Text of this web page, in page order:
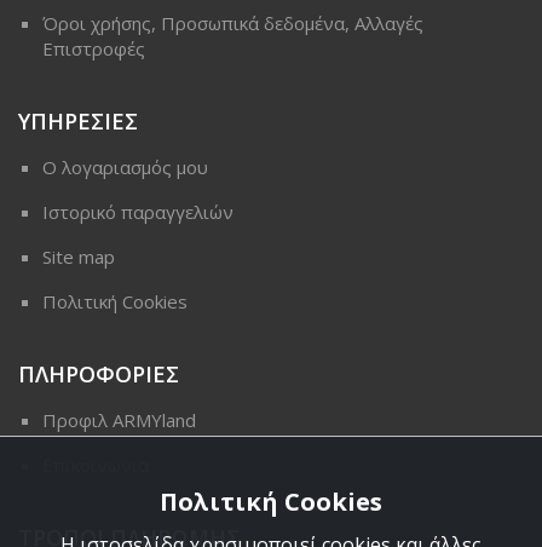
Όροι χρήσης, Προσωπικά δεδομένα, Αλλαγές
Επιστροφές
ΥΠΗΡΕΣΙΕΣ
Ο λογαριασμός μου
Ιστορικό παραγγελιών
Site map
Πολιτική Cookies
ΠΛΗΡΟΦΟΡΙΕΣ
Προφιλ ARMYland
ΤΡΟΠΟΙ ΠΛΗΡΩΜΗΣ
Πολιτική Cookies